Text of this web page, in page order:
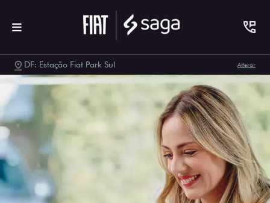
DF: Estação Fiat Park Sul Alterar